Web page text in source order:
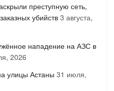
преступную сеть,
убийств3 августа,
нападение на АЗС в
2026
улицы Астаны 31 июля,